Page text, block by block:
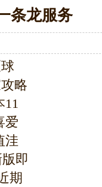
条龙服务
略
11
爱
洼
即
期